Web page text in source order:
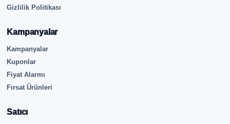
Gizlilik Politikası
Kampanyalar
Kampanyalar
Kuponlar
Fiyat Alarmı
Fırsat Ürünleri
Satıcı